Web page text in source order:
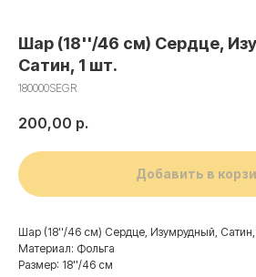
Шар (18''/46 см) Сердце,
Сатин, 1 шт.
180000SEGR
200,00 р.
Добавить в
Шар (18''/46 см) Сердце, Изумрудный, Сатин,
Материал: Фольга
Размер: 18''/46 см